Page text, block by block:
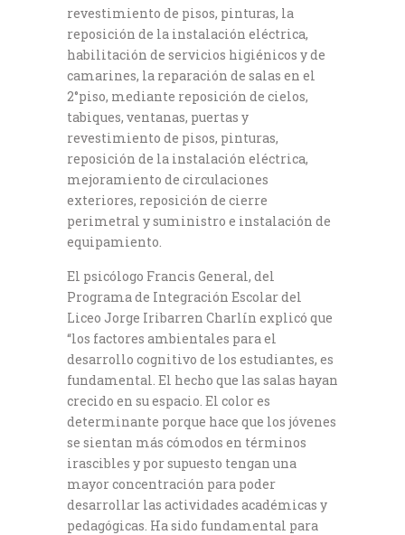
revestimiento de pisos, pinturas, la
reposición de la instalación eléctrica,
habilitación de servicios higiénicos y de
camarines, la reparación de salas en el
2°piso, mediante reposición de cielos,
tabiques, ventanas, puertas y
revestimiento de pisos, pinturas,
reposición de la instalación eléctrica,
mejoramiento de circulaciones
exteriores, reposición de cierre
perimetral y suministro e instalación de
equipamiento.
El psicólogo Francis General, del
Programa de Integración Escolar del
Liceo Jorge Iribarren Charlín explicó que
“los factores ambientales para el
desarrollo cognitivo de los estudiantes, es
fundamental. El hecho que las salas hayan
crecido en su espacio. El color es
determinante porque hace que los jóvenes
se sientan más cómodos en términos
irascibles y por supuesto tengan una
mayor concentración para poder
desarrollar las actividades académicas y
pedagógicas. Ha sido fundamental para